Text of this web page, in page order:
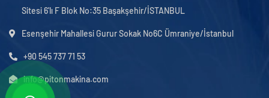
Sitesi 6'lı F Blok No:35 Başakşehir/İSTANBUL
Esenşehir Mahallesi Gurur Sokak No6C Ümraniye/İstanbul
+90 545 737 71 53
info@pitonmakina.com